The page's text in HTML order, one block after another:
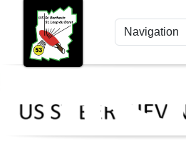
Panneau de gestion des cookies